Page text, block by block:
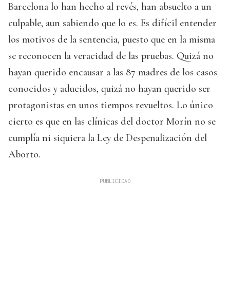
Barcelona lo han hecho al revés, han absuelto a un
culpable, aun sabiendo que lo es. Es difícil entender
los motivos de la sentencia, puesto que en la misma
se reconocen la veracidad de las pruebas. Quizá no
hayan querido encausar a las 87 madres de los casos
conocidos y aducidos, quizá no hayan querido ser
protagonistas en unos tiempos revueltos. Lo único
cierto es que en las clínicas del doctor Morín no se
cumplía ni siquiera la Ley de Despenalización del
Aborto.